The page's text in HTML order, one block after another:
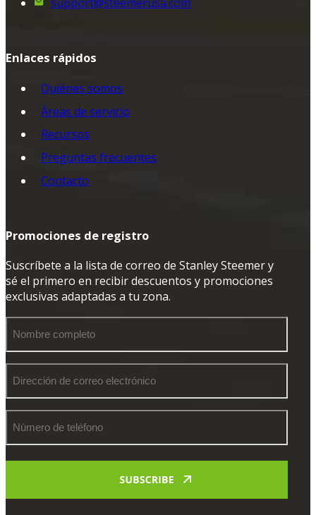
Enlaces rápidos
Quiénes somos
Áreas de servicio
Recursos
Preguntas frecuentes
Contacto
Promociones de registro
Suscríbete a la lista de correo de Stanley Steemer y
sé el primero en recibir descuentos y promociones
exclusivas adaptadas a tu zona.
completo
de
correo
de
teléfono